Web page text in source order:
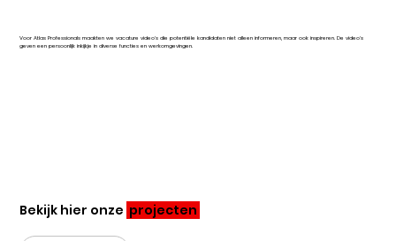
Voor Atlas Professionals maakten we vacature video's die potentiële kandidaten niet alleen informeren, maar ook inspireren. De video's
geven een persoonlijk inkijkje in diverse functies en werkomgevingen.
Bekijk hier onze projecten